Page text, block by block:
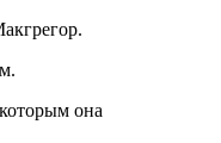
она